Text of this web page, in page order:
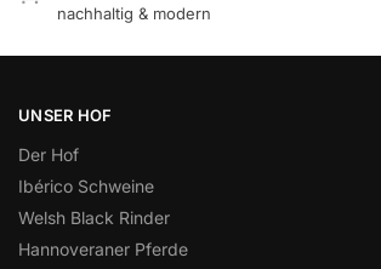
nachhaltig & modern
UNSER HOF
Der Hof
Ibérico Schweine
Welsh Black Rinder
Hannoveraner Pferde